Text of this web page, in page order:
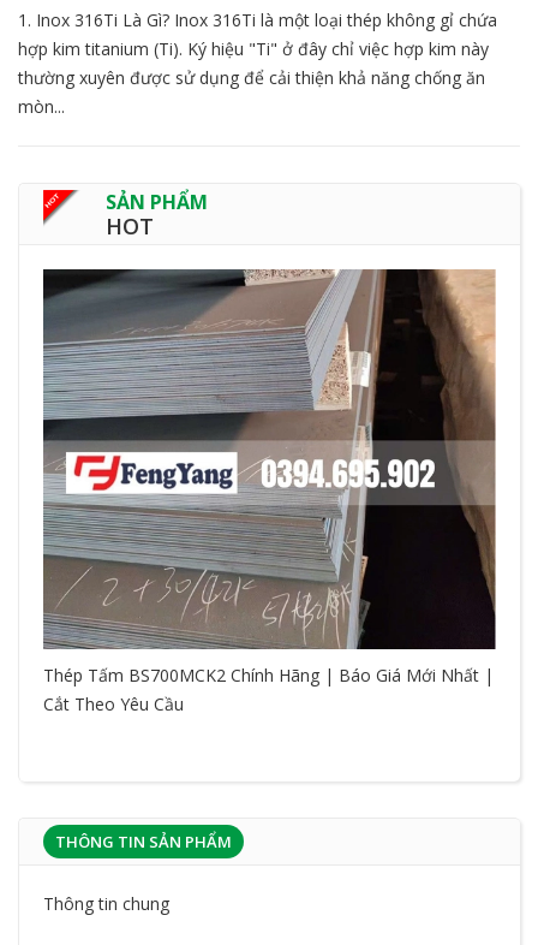
1. Inox 316Ti Là Gì? Inox 316Ti là một loại thép không gỉ chứa
hợp kim titanium (Ti). Ký hiệu "Ti" ở đây chỉ việc hợp kim này
thường xuyên được sử dụng để cải thiện khả năng chống ăn
mòn...
SẢN PHẨM
HOT
Thép Tấm BS700MCK2 Chính Hãng | Báo Giá Mới Nhất |
Cắt Theo Yêu Cầu
THÔNG TIN SẢN PHẨM
Thông tin chung